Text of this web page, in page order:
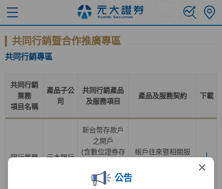
×
公告
共同行銷暨合作推廣專區
共同行銷專區
共同行銷
業務
項目名稱
產品子公
司
共同行銷產品
及服務項目
產品及服務契約 下載
銀行業務 元大銀行
新台幣存款戶
之開戶
(含數位證券存
一般證券存款
帳戶 )
帳戶往來暨相關服